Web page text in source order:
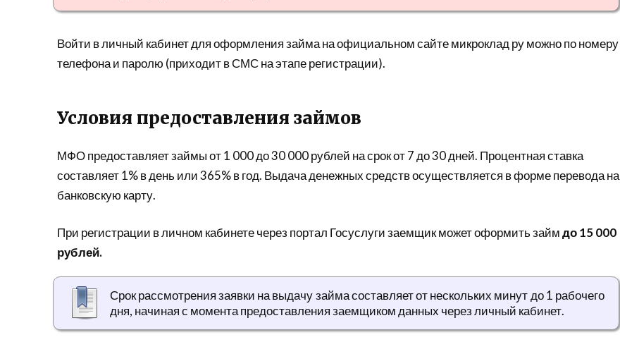
Войти в личный кабинет для оформления займа на официальном сайте микроклад ру можно по номеру
телефона и паролю (приходит в СМС на этапе регистрации).
Условия предоставления займов
МФО предоставляет займы от 1 000 до 30 000 рублей на срок от 7 до 30 дней. Процентная ставка
составляет 1% в день или 365% в год. Выдача денежных средств осуществляется в форме перевода на
банковскую карту.
При регистрации в личном кабинете через портал Госуслуги заемщик может оформить займдо 15 000
рублей.
Срок рассмотрения заявки на выдачу займа составляет от нескольких минут до 1 рабочего
дня, начиная с момента предоставления заемщиком данных через личный кабинет.